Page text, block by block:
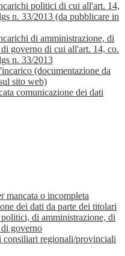
politici di cui all'art. 14,
n. 33/2013 (da pubblicare in
di amministrazione, di
governo di cui all'art. 14, co.
n. 33/2013
(documentazione da
sito web)
comunicazione dei dati
mancata o incompleta
dei dati da parte dei titolari
di amministrazione, di
governo
consiliari regionali/provinciali